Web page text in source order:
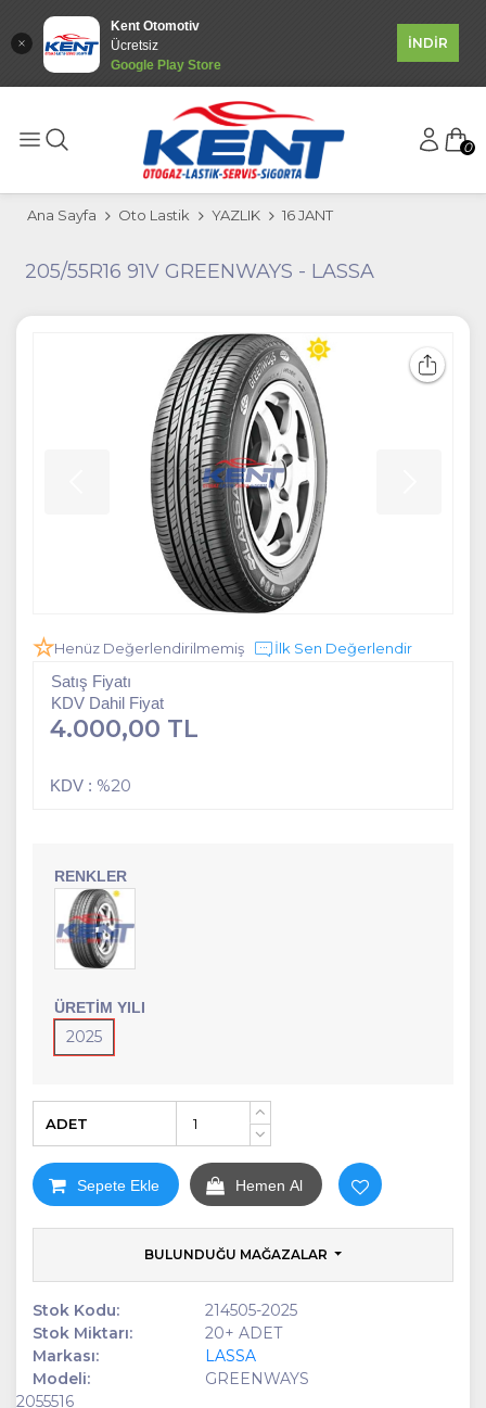
Kent Otomotiv
Ücretsiz
Google Play Store
İNDİR
0
Ana Sayfa Oto Lastik YAZLIK 16 JANT
205/55R16 91V GREENWAYS - LASSA
Henüz Değerlendirilmemiş İlk Sen Değerlendir
Satış Fiyatı
KDV Dahil Fiyat
4.000,00 TL
KDV : %20
RENKLER
ÜRETIM YILI
2025
+
ADET
Sepete Ekle Hemen Al
BULUNDUĞU MAĞAZALAR
Stok Kodu:
214505-2025
Stok Miktarı:
20+ ADET
Markası:
LASSA
Modeli:
GREENWAYS
2055516